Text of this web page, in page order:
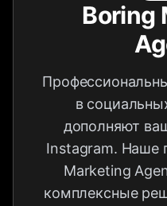
Boring
в
дополняют
Instagram. Наше
Marketing
комплексные